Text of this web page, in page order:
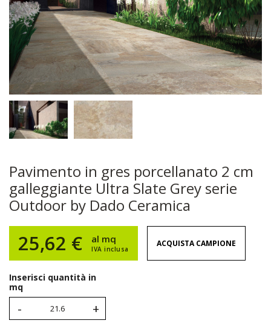
Pavimento in gres porcellanato 2 cm
galleggiante Ultra Slate Grey serie
Outdoor by Dado Ceramica
25,62 € IVA inclusa
al mq ACQUISTA CAMPIONE
Inserisci quantità in
mq
- +